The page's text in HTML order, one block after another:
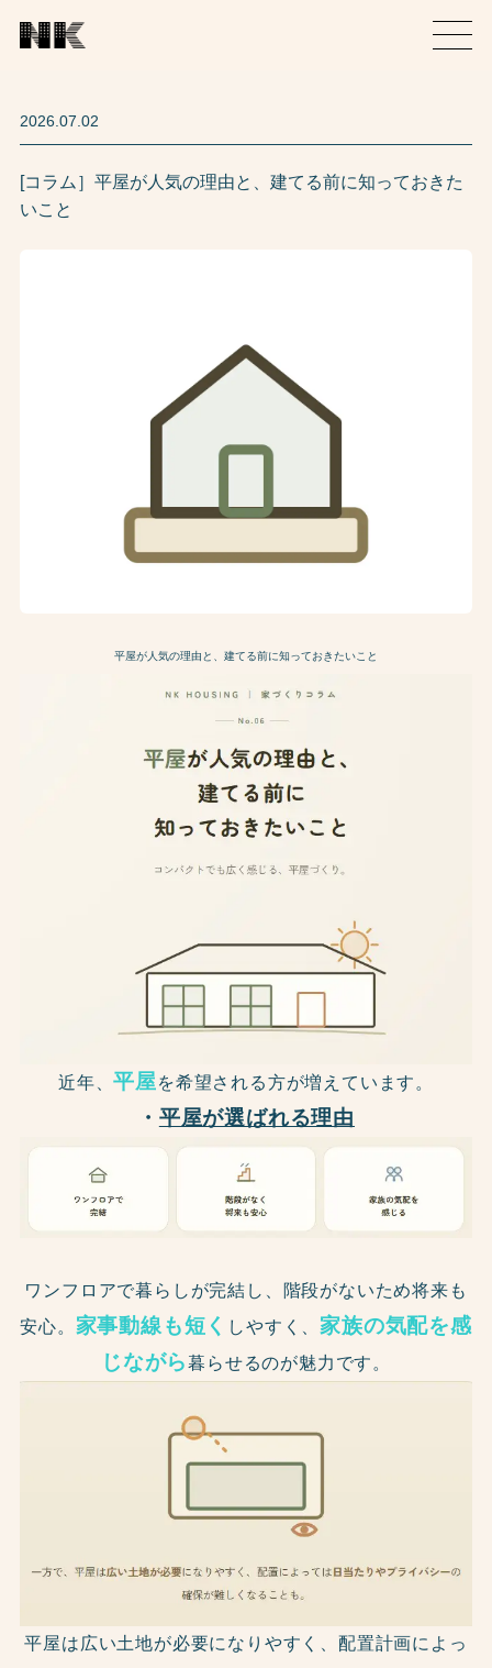
2026.07.02
[コラム］平屋が人気の理由と、建てる前に知っておきた
いこと
平屋が人気の理由と、建てる前に知っておきたいこと
近年、平屋 を希望される方が増えています。
・ 平屋が選ばれる理由
ワンフロアで暮らしが完結し、階段がないため将来も
安心。 家事動線も短く しやすく、 家族の気配を感
じながら暮らせるのが魅力です。
平屋は広い土地が必要になりやすく、配置計画によっ